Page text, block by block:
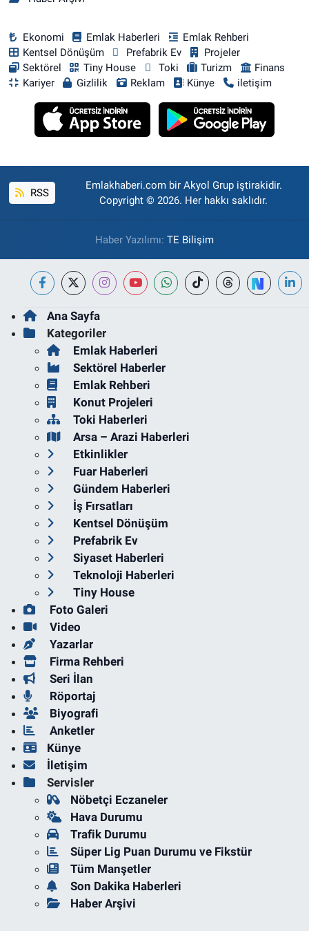
Ekonomi Emlak Haberleri
Emlak Rehberi
Kentsel Dönüşüm
Prefabrik Ev
Projeler
Sektörel
Tiny House Toki Turizm
Finans
Kariyer
Gizlilik Reklam Künye iletişim
RSS
Emlakhaberi.com bir Akyol Grup iştirakidir.
Copyright © 2026. Her hakkı saklıdır.
Haber Yazılımı: TE Bilişim
Ana Sayfa
Kategoriler
Emlak Haberleri
Sektörel Haberler
Emlak Rehberi
Konut Projeleri
Toki Haberleri
Arsa – Arazi Haberleri
Etkinlikler
Fuar Haberleri
Gündem Haberleri
İş Fırsatları
Kentsel Dönüşüm
Prefabrik Ev
Siyaset Haberleri
Teknoloji Haberleri
Tiny House
Foto Galeri
Video
Yazarlar
Firma Rehberi
Seri İlan
Röportaj
Biyografi
Anketler
Künye
İletişim
Servisler
Nöbetçi Eczaneler
Hava Durumu
Trafik Durumu
Süper Lig Puan Durumu ve Fikstür
Tüm Manşetler
Son Dakika Haberleri
Haber Arşivi